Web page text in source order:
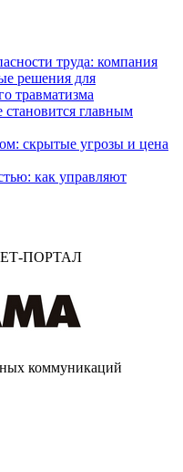
труда: компания
решения для
травматизма
становится главным
скрытые угрозы и цена
как управляют
ПОРТАЛ
коммуникаций